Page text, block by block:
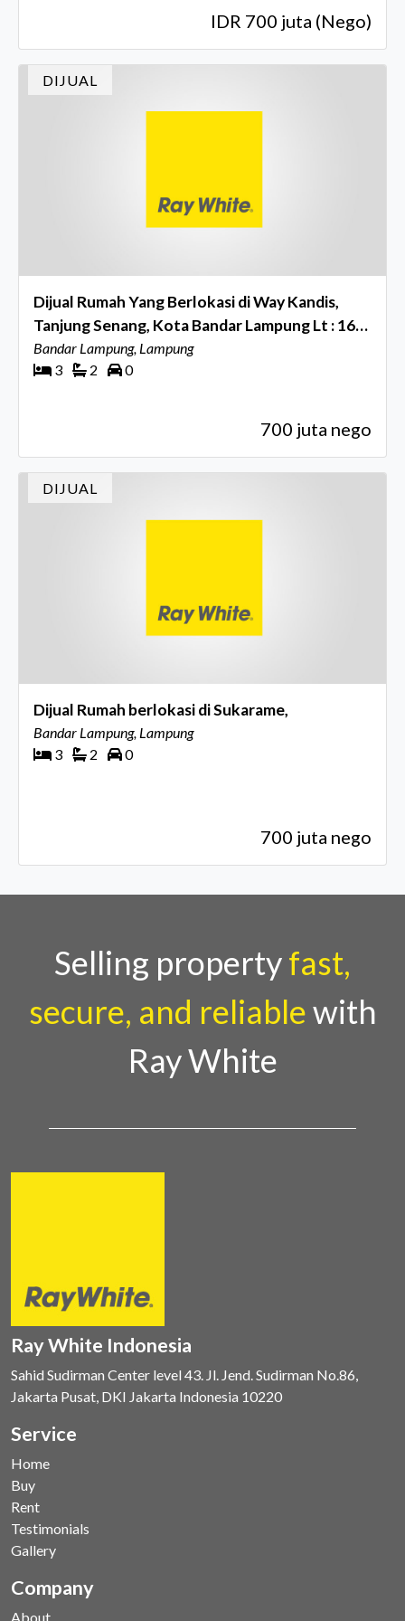
IDR 700 juta (Nego)
DIJUAL
Dijual Rumah Yang Berlokasi di Way Kandis,
Tanjung Senang, Kota Bandar Lampung Lt : 166
M² Lb : 96 M²
Bandar Lampung, Lampung
3
2 0
700 juta nego
DIJUAL
Dijual Rumah berlokasi di Sukarame,
Bandar Lampung, Lampung
3
2 0
700 juta nego
Selling propertyfast,
secure, and reliablewith
Ray White
Ray White Indonesia
Sahid Sudirman Center level 43. Jl. Jend. Sudirman No.86,
Jakarta Pusat, DKI Jakarta Indonesia 10220
Service
Home
Buy
Rent
Testimonials
Gallery
Company
About